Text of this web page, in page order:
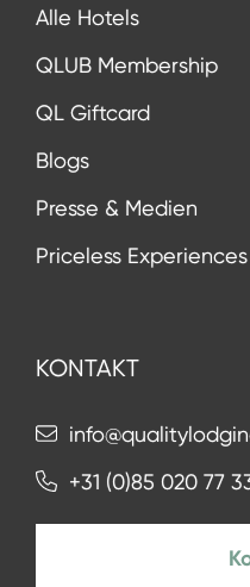
Alle Hotels
QLUB Membership
QL Giftcard
Blogs
Presse & Medien
Priceless Experiences
KONTAKT
+31 (0)85 020 77